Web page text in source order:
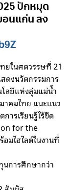
ปักหมุด
อนแก่น ลง
ยในศตวรรษที่ 21
ดงนวัตกรรมการ
ลยีแห่งลุ่มแม่น้ำ
าคมไทย แนะแนว
ารเรียนรู้ไร้ขีด
for the
มไฮไลต์ในงานที่
การศึกษากว่า